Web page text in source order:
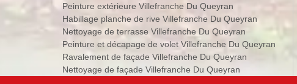
Peinture extérieure Villefranche Du Queyran
Habillage planche de rive Villefranche Du Queyran
Nettoyage de terrasse Villefranche Du Queyran
Peinture et décapage de volet Villefranche Du Queyran
Ravalement de façade Villefranche Du Queyran
Nettoyage de façade Villefranche Du Queyran